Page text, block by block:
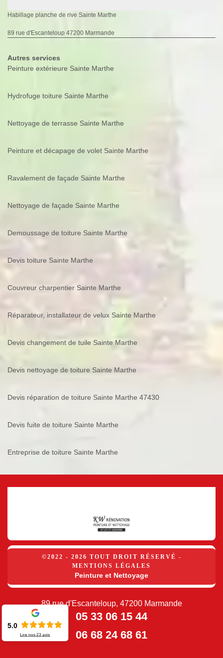
Habillage planche de rive Sainte Marthe
89 rue d'Escanteloup 47200 Marmande
Autres services
Peinture extérieure Sainte Marthe
Hydrofuge toiture Sainte Marthe
Nettoyage de terrasse Sainte Marthe
Peinture et décapage de volet Sainte Marthe
Ravalement de façade Sainte Marthe
Nettoyage de façade Sainte Marthe
Demoussage de toiture Sainte Marthe
Devis toiture Sainte Marthe
Couvreur charpentier Sainte Marthe
Réparateur, installateur de velux Sainte Marthe
Devis changement de tuile Sainte Marthe
Devis nettoyage de toiture Sainte Marthe
Devis réparation de toiture Sainte Marthe 47430
Devis fuite de toiture Sainte Marthe
Entreprise de toiture Sainte Marthe
©2022 - 2026 TOUT DROIT RÉSERVÉ -
MENTIONS LÉGALES
Peinture et Nettoyage
89 rue d'Escanteloup, 47200 Marmande
05 33 06 15 44
06 68 24 68 61
5.0
Lire nos23 avis